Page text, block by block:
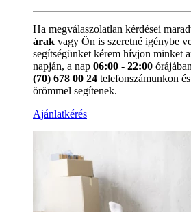
Ha megválaszolatlan kérdései
árak vagy Ön is szeretné igénybe
segítségünket kérem hívjon minket
napján, a nap 06:00 - 22:00
(70) 678 00 24 telefonszámunkon
örömmel segítenek.
Ajánlatkérés